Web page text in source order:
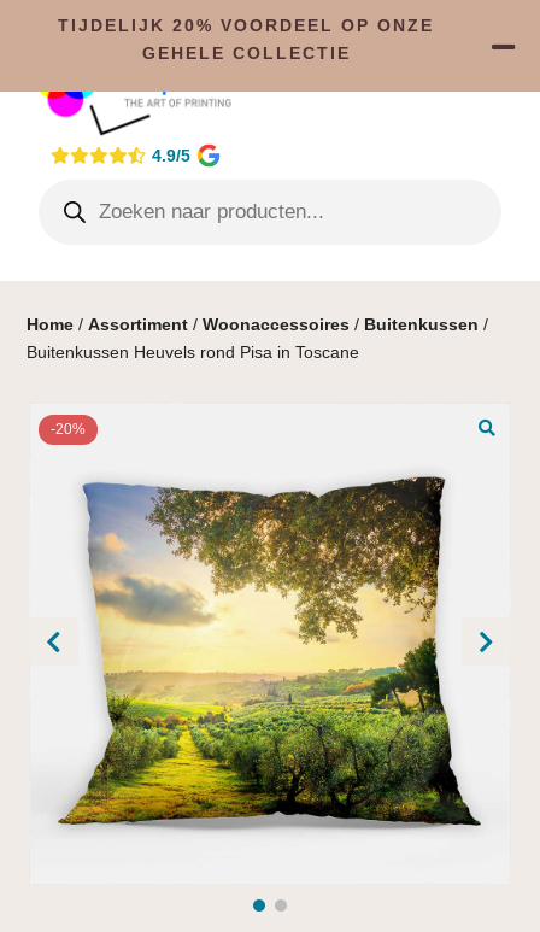
4.9/5
Home /Assortiment /Woonaccessoires / Buitenkussen /
Buitenkussen Heuvels rond Pisa in Toscane
-20%
TIJDELIJK 20% VOORDEEL OP ONZE
GEHELE COLLECTIE